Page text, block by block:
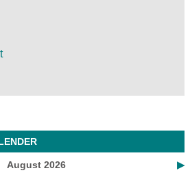
▶
August 2026